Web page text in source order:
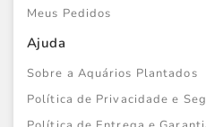
Meus Pedidos
Ajuda
Sobre a Aquários Plantados
Política de Privacidade e